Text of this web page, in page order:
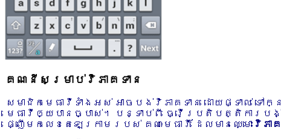
គណនីសម្រាប់វិភាគទាន
សមាជិកមេធាវីទាំងអស់ អាចបង់វិភាគទាន ដោយផ្ទាល់ ទ
មេធាវីឲ្យបានច្បាស់។ បន្ទាប់ពី ធ្វើប្រតិបត្តិការ
ផ្ញើមកលេខតេឡេក្រាមរបស់ គណៈមេធាវី ដែលមានឈ្មោះ វិភា